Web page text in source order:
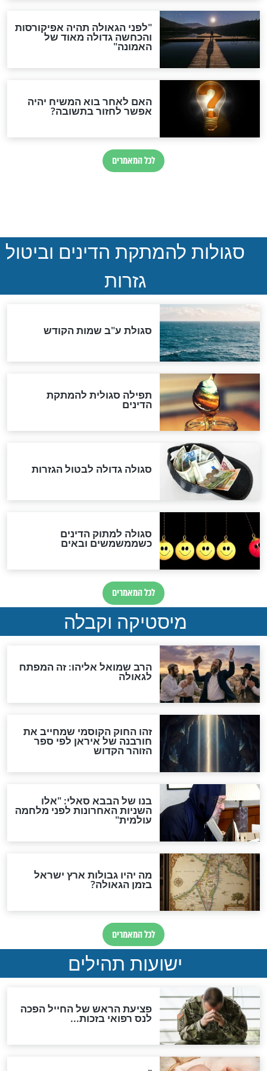
הותר לפרסום: לוחמי מילואים
נהרגו בדרום לבנון
ואיראן: בלי שקיפות ועם הרבה
סימני שאלה
הנדיר של הרשב"ם התגלה
"מודה לקב"ה על כל השנים"
לכל המאמרים
אחרית הימים
האם אפשר לחשב את הקץ?
מה יהיה בימות המשיח?
"לפני הגאולה תהיה אפיקורסות
והכחשה גדולה מאוד של
האמונה"
האם לאחר בוא המשיח יהיה
אפשר לחזור בתשובה?
לכל המאמרים
להמתקת הדינים וביטול
גזרות
סגולת ע"ב שמות הקודש